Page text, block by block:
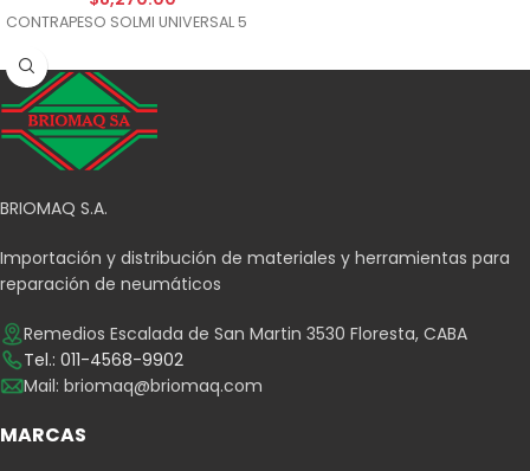
CONTRAPESO SOLMI UNIVERSAL 5
BRIOMAQ S.A.
Importación y distribución de materiales y herramientas para
reparación de neumáticos
Remedios Escalada de San Martin 3530 Floresta, CABA
Tel.: 011-4568-9902
Mail: briomaq@briomaq.com
MARCAS